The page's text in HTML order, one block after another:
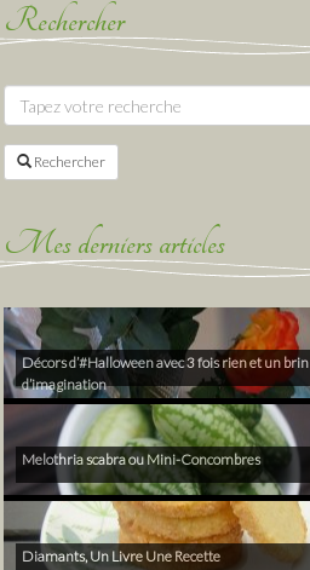
Rechercher
Rechercher
Mes derniers articles
Décors d’#Halloween avec 3 fois rien et un brin
d’imagination
Melothria scabra ou Mini-Concombres
Diamants, Un Livre Une Recette